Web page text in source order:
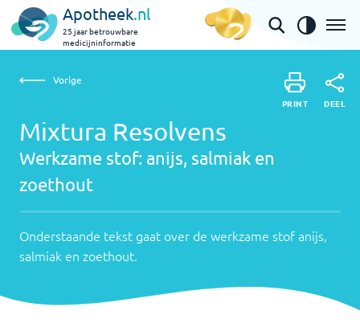
Apotheek.nl
25 jaar betrouwbare
medicijninformatie
Mixtura Resolvens | anijs, salmiak en zoethout
stof:
anijs,
zoethout.
Vorige
Mixtura Resolvens
Werkzame stof: anijs, salmiak en
zoethout
Onderstaande tekst gaat over de werkzame stofanijs,
salmiak en zoethout.
PRINT DEEL